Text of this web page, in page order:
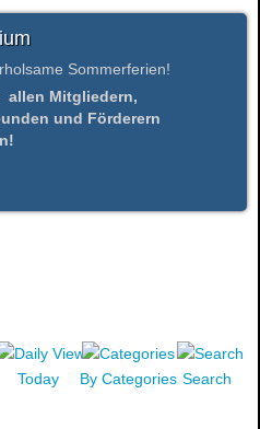
Sommerferien!
allen Mitgliedern,
und Förderern
Today By Categories Search